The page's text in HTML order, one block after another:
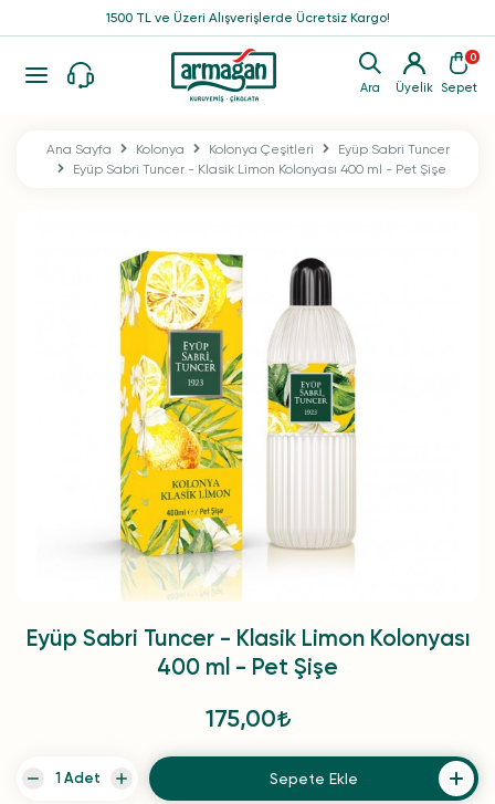
Ara Üyelik
0
Sepet
1500 TL ve Üzeri Alışverişlerde Ücretsiz Kargo!
Ana Sayfa Kolonya Kolonya Çeşitleri
Eyüp Sabri Tuncer
Eyüp Sabri Tuncer - Klasik Limon Kolonyası 400 ml - Pet Şişe
Eyüp Sabri Tuncer - Klasik Limon Kolonyası
400 ml - Pet Şişe
175,00
Sepete Ekle